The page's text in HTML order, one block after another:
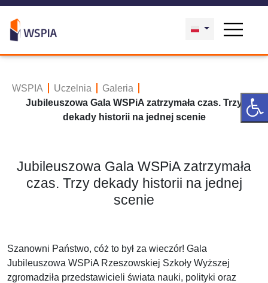
WSPIA Uczelnia
Galeria
Jubileuszowa Gala WSPiA zatrzymała czas. Trzy
dekady historii na jednej scenie
Jubileuszowa Gala WSPiA zatrzymała
czas. Trzy dekady historii na jednej
scenie
Szanowni Państwo, cóż to był za wieczór! Gala
Jubileuszowa WSPiA Rzeszowskiej Szkoły Wyższej
zgromadziła przedstawicieli świata nauki, polityki oraz